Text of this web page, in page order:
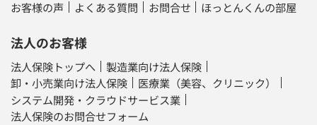
お客様の声
よくある質問 お問合せ ほっとんくんの部屋
法人のお客様
法人保険トップへ
製造業向け法人保険
卸・小売業向け法人保険
医療業（美容、クリニック）
システム開発・クラウドサービス業
法人保険のお問合せフォーム